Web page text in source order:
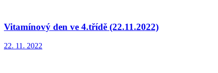
Vitamínový den ve 4.třídě (22.11.2022)
22. 11. 2022